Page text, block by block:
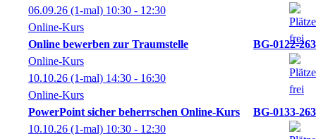
06.09.26 (1-mal) 10:30 - 12:30
Online-Kurs
Online bewerben zur Traumstelle
BG-0122-263
Online-Kurs
10.10.26 (1-mal) 14:30 - 16:30
Online-Kurs
PowerPoint sicher beherrschen Online-Kurs
BG-0133-263
10.10.26 (1-mal) 10:30 - 12:30